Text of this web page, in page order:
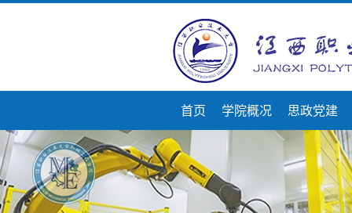
首页 学院概况 思政党建